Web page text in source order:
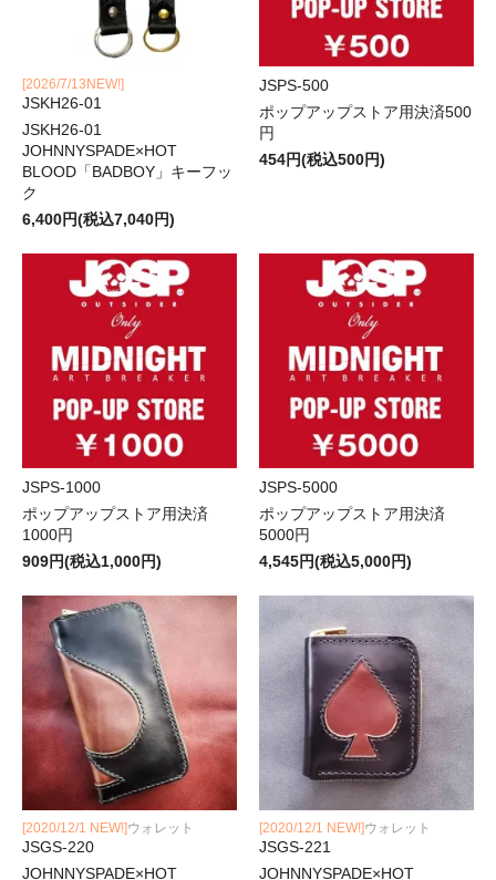
[2026/7/13NEW!]
JSKH26-01
JSKH26-01
JOHNNYSPADE×HOT
BLOOD「BADBOY」キーフッ
ク
6,400円(税込7,040円)
JSPS-500
ポップアップストア用決済500
円
454円(税込500円)
JSPS-1000
ポップアップストア用決済
1000円
909円(税込1,000円)
JSPS-5000
ポップアップストア用決済
5000円
4,545円(税込5,000円)
[2020/12/1 NEW!]ウォレット
JSGS-220
JOHNNYSPADE×HOT
[2020/12/1 NEW!]ウォレット
JSGS-221
JOHNNYSPADE×HOT